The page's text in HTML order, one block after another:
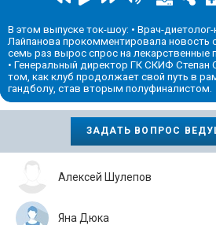
В этом выпуске ток-шоу: • Врач-
Лайпанова прокомментировала новость
семь раз вырос спрос на лекарственные
• Генеральный директор ГК СКИФ Степан
том, как клуб продолжает свой путь в
гандболу, став вторым полуфиналистом.
ЗАДАТЬ ВОПРОС
Алексей Шулепов
Яна Дюка